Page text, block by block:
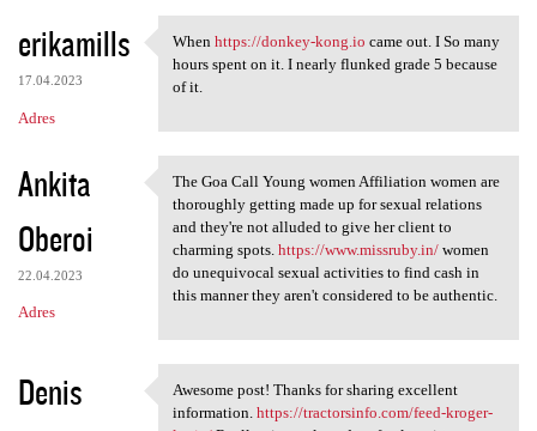
erikamills
17.04.2023
Adres
When https://donkey-kong.io
When https://donkey-kong.io came out. I So many
hours spent on it. I nearly flunked grade 5 because
of it.
Ankita
Oberoi
22.04.2023
Adres
The Goa Call Young women
The Goa Call Young women Affiliation women are
thoroughly getting made up for sexual relations
and they're not alluded to give her client to
charming spots. https://www.missruby.in/women
do unequivocal sexual activities to find cash in
this manner they aren't considered to be authentic.
Denis
Awesome post! Thanks for
Awesome post! Thanks for sharing excellent
information. https://tractorsinfo.com/feed-kroger-